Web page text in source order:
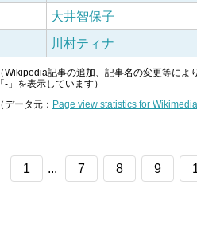
大井智保子
川村ティナ
（Wikipedia記事の追加、記事名の変更等に
「-」を表示しています）
（データ元： Page view statistics for
1 ... 7 8 9